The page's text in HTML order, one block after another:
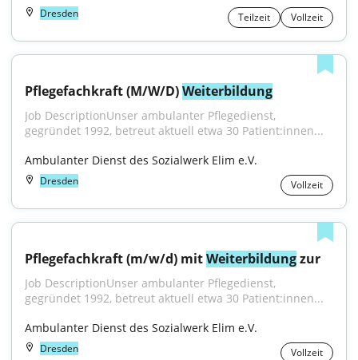
Dresden Teilzeit Vollzeit
Pflegefachkraft (M/W/D) Weiterbildung
Job DescriptionUnser ambulanter Pflegedienst,
gegründet 1992, betreut aktuell etwa 30 Patient:innen...
Ambulanter Dienst des Sozialwerk Elim e.V.
Dresden Vollzeit
Pflegefachkraft (m/w/d) mit Weiterbildung zur
Job DescriptionUnser ambulanter Pflegedienst,
gegründet 1992, betreut aktuell etwa 30 Patient:innen...
Ambulanter Dienst des Sozialwerk Elim e.V.
Dresden Vollzeit